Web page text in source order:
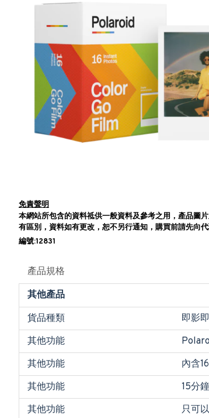
免責聲明
本網站所包含的資料祗供一般資料及參考之用，產品圖
有區別，資料如有更改，恕不另行通知，購買前請先向
編號:12831
產品規格
其他產品
貨品種類
即影
其他功能
其他功能
內含
其他功能
15分
其他功能
只可